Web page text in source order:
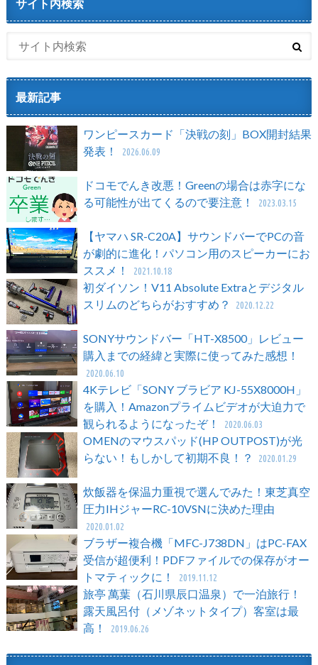
サイト内検索
最新記事
ワンピースカード「決戦の刻」BOX開封結果
発表！
2026.06.09
ドコモでんき改悪！Greenの場合は赤字にな
る可能性が出てくるので要注意！
2023.03.15
【ヤマハ SR-C20A】サウンドバーでPCの音
が劇的に進化！パソコン用のスピーカーにお
ススメ！
2021.10.18
初ダイソン！V11 Absolute Extraとデジタル
スリムのどちらがおすすめ？
2020.12.22
SONYサウンドバー「HT-X8500」レビュー
購入までの経緯と実際に使ってみた感想！
2020.06.10
4Kテレビ「SONY ブラビア KJ-55X8000H」
を購入！Amazonプライムビデオが大迫力で
観られるようになったぞ！
2020.06.03
OMENのマウスパッド(HP OUTPOST)が光
らない！もしかして初期不良！？
2020.01.29
炊飯器を保温力重視で選んでみた！東芝真空
圧力IHジャーRC-10VSNに決めた理由
2020.01.02
ブラザー複合機「MFC-J738DN」はPC-FAX
受信が超便利！PDFファイルでの保存がオー
トマティックに！
2019.11.12
旅亭 萬葉（石川県辰口温泉）で一泊旅行！
露天風呂付（メゾネットタイプ）客室は最
高！
2019.06.26